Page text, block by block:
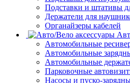
Подставки и штативы
Держатели для
Органайзеры кабелей
Автомобильные
Автомобильные
Автомобильные
Парковочные
Насосы и пуско-